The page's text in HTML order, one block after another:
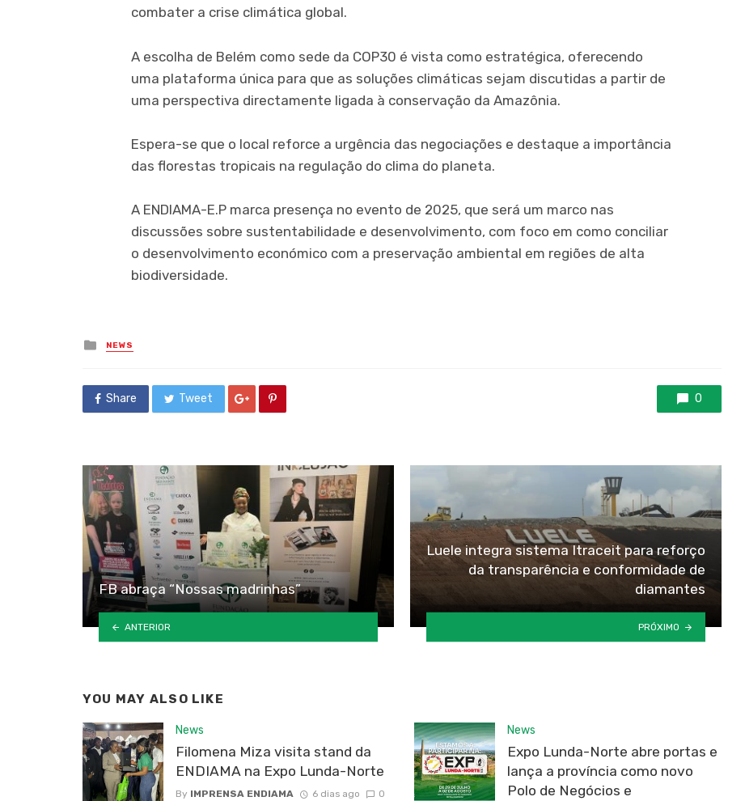
combater a crise climática global.
A escolha de Belém como sede da COP30 é vista como estratégica, oferecendo
uma plataforma única para que as soluções climáticas sejam discutidas a partir de
uma perspectiva directamente ligada à conservação da Amazônia.
Espera-se que o local reforce a urgência das negociações e destaque a importância
das florestas tropicais na regulação do clima do planeta.
A ENDIAMA-E.P marca presença no evento de 2025, que será um marco nas
discussões sobre sustentabilidade e desenvolvimento, com foco em como conciliar
o desenvolvimento económico com a preservação ambiental em regiões de alta
biodiversidade.
Posted
in
NEWS
Share Tweet 0
FB abraça “Nossas madrinhas”
ANTERIOR
Luele integra sistema Itraceit para reforço
da transparência e conformidade de
diamantes
PRÓXIMO
YOU MAY ALSO LIKE
News
Filomena Miza visita stand da
ENDIAMA na Expo Lunda-Norte
By IMPRENSA ENDIAMA 6 dias ago 0
News
Expo Lunda-Norte abre portas e
lança a província como novo
Polo de Negócios e